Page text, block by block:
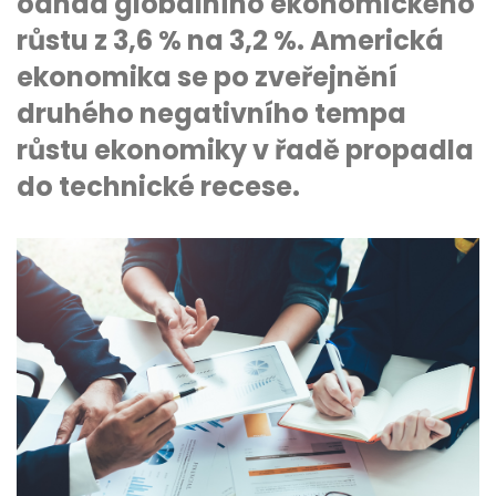
růstu z 3,6 % na 3,2 %. Americká
ekonomika se po zveřejnění
druhého negativního tempa
růstu ekonomiky v řadě propadla
do technické recese.